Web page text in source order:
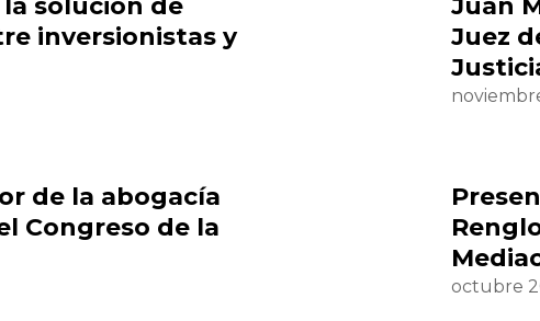
solución de
inversionistas y
Juan
Juez
de la abogacía
Congreso de la
octubre